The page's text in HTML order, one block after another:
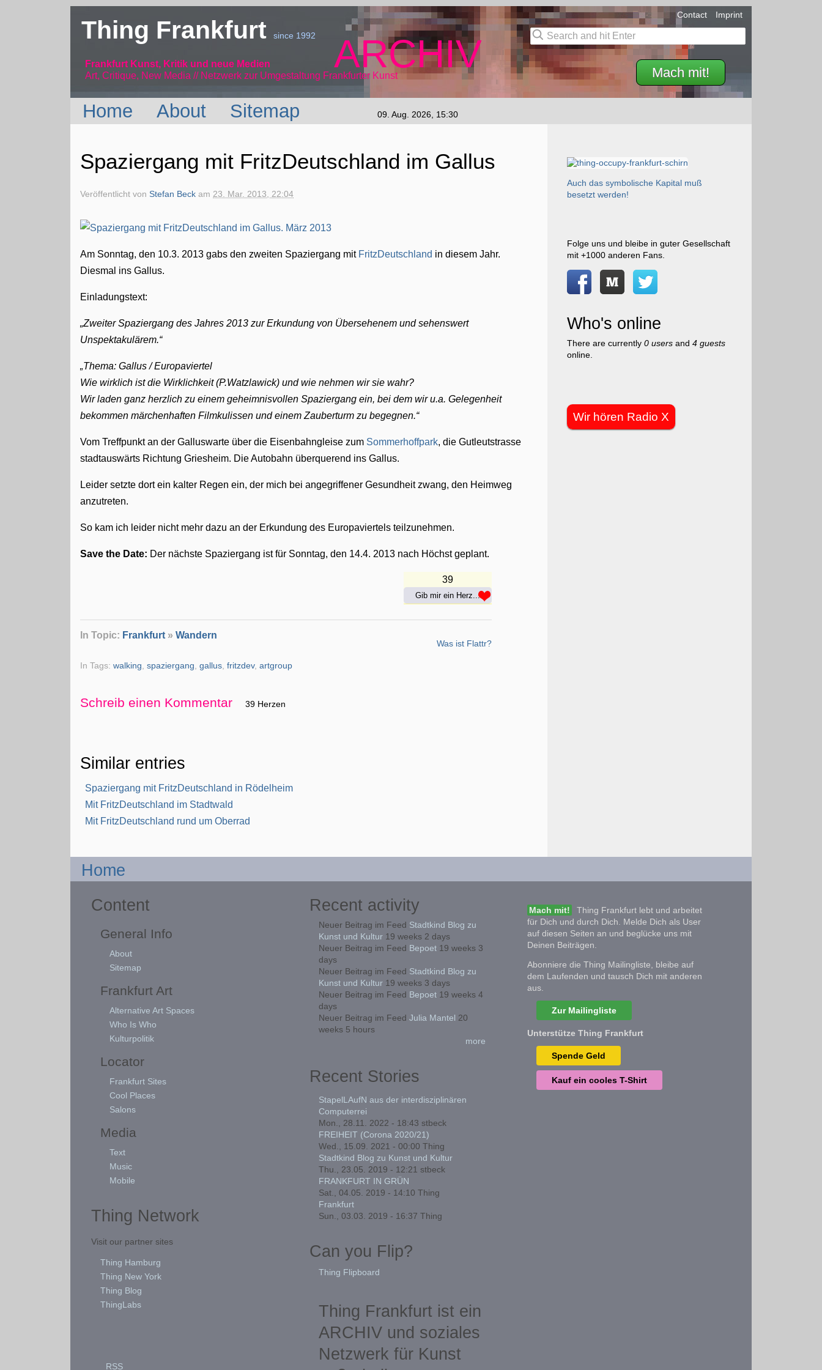
Thing Frankfurtsince 1992
Frankfurt Kunst, Kritik und neue Medien
Art, Critique, New Media // Netzwerk
ARCHIV
zur Umgestaltung Frankfurter Kunst Mach mit!
Contact Imprint
Home About Sitemap 09. Aug. 2026, 15:30
Spaziergang mit FritzDeutschland im Gallus
Veröffentlicht vonStefan Beck am23. Mar. 2013, 22:04
Am Sonntag, den 10.3. 2013 gabs den zweiten Spaziergang mit FritzDeutschland in diesem Jahr.
Diesmal ins Gallus.
Einladungstext:
Zweiter Spaziergang des Jahres 2013 zur Erkundung von Übersehenem und sehenswert
Unspektakulärem.
Thema: Gallus / Europaviertel
Wie wirklich ist die Wirklichkeit (P.Watzlawick) und wie nehmen wir sie wahr?
Wir laden ganz herzlich zu einem geheimnisvollen Spaziergang ein, bei dem wir u.a. Gelegenheit
bekommen märchenhaften Filmkulissen und einem Zauberturm zu begegnen.
Vom Treffpunkt an der Galluswarte über die Eisenbahngleise zum Sommerhoffpark, die Gutleutstrasse
stadtauswärts Richtung Griesheim. Die Autobahn überquerend ins Gallus.
Leider setzte dort ein kalter Regen ein, der mich bei angegriffener Gesundheit zwang, den Heimweg
anzutreten.
So kam ich leider nicht mehr dazu an der Erkundung des Europaviertels teilzunehmen.
Save the Date: Der nächste Spaziergang ist für Sonntag, den 14.4. 2013 nach Höchst geplant.
39
Gib mir ein Herz...
In Topic: Frankfurt »Wandern
In Tags:walking ,spaziergang ,gallus ,fritzdev,artgroup
Was ist Flattr?
Schreib einen Kommentar 39 Herzen
Similar entries
Spaziergang mit FritzDeutschland in Rödelheim
Mit FritzDeutschland im Stadtwald
Mit FritzDeutschland rund um Oberrad
Auch das symbolische Kapital muß
besetzt werden!
Folge uns und bleibe in guter Gesellschaft
mit +1000 anderen Fans.
Who's online
There are currently 0 usersand 4 guests
online.
Wir hören Radio X
Home
Content
General Info
About
Sitemap
Frankfurt Art
Alternative Art Spaces
Who Is Who
Kulturpolitik
Locator
Frankfurt Sites
Cool Places
Salons
Media
Text
Music
Mobile
Thing Network
Visit our partner sites
Thing Hamburg
Thing New York
Thing Blog
ThingLabs
RSS
Recent activity
Neuer Beitrag im Feed Stadtkind Blog zu
Kunst und Kultur19 weeks 2 days
Neuer Beitrag im Feed Bepoet19 weeks 3
days
Neuer Beitrag im Feed Stadtkind Blog zu
Kunst und Kultur19 weeks 3 days
Neuer Beitrag im Feed Bepoet19 weeks 4
days
Neuer Beitrag im Feed Julia Mantel 20
weeks 5 hours
more
Recent Stories
StapelLAufN aus der interdisziplinären
Computerrei
Mon., 28.11. 2022 - 18:43 stbeck
FREIHEIT (Corona 2020/21)
Wed., 15.09. 2021 - 00:00 Thing
Stadtkind Blog zu Kunst und Kultur
Thu., 23.05. 2019 - 12:21 stbeck
FRANKFURT IN GRÜN
Sat., 04.05. 2019 - 14:10 Thing
Frankfurt
Sun., 03.03. 2019 - 16:37 Thing
Can you Flip?
Thing Flipboard
Thing Frankfurt ist ein
ARCHIV und soziales
Netzwerk für Kunst
Mach mit!
Thing Frankfurt lebt und arbeitet
für Dich und durch Dich. Melde Dich als User
auf diesen Seiten an und beglücke uns mit
Deinen Beiträgen.
Abonniere die Thing Mailingliste, bleibe auf
dem Laufenden und tausch Dich mit anderen
aus.
Zur Mailingliste
Unterstütze Thing Frankfurt
Spende Geld
Kauf ein cooles T-Shirt